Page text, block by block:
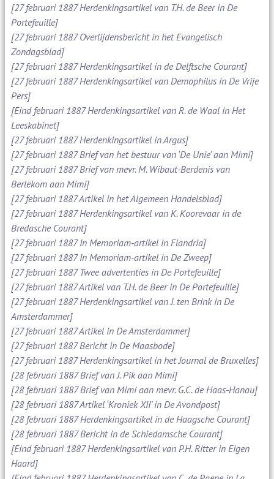
[27 februari 1887 Herdenkingsartikel van T.H. de Beer in De
Portefeuille]
[27 februari 1887 Overlijdensbericht in het Evangelisch
Zondagsblad]
[27 februari 1887 Herdenkingsartikel in de Delftsche Courant]
[27 februari 1887 Herdenkingsartikel van Demophilus in De Vrije
Pers]
[Eind februari 1887 Herdenkingsartikel van R. de Waal in Het
Leeskabinet]
[27 februari 1887 Herdenkingsartikel in Argus]
[27 februari 1887 Brief van het bestuur van ‘De Unie’ aan Mimi]
[27 februari 1887 Brief van mevr. M. Wibaut-Berdenis van
Berlekom aan Mimi]
[27 februari 1887 Artikel in het Algemeen Handelsblad]
[27 februari 1887 Herdenkingsartikel van K. Koorevaar in de
Bredasche Courant]
[27 februari 1887 In Memoriam-artikel in Flandria]
[27 februari 1887 In Memoriam-artikel in De Zweep]
[27 februari 1887 Twee advertenties in De Portefeuille]
[27 februari 1887 Artikel van T.H. de Beer in De Portefeuille]
[27 februari 1887 Herdenkingsartikel van J. ten Brink in De
Amsterdammer]
[27 februari 1887 Artikel in De Amsterdammer]
[27 februari 1887 Bericht in De Maasbode]
[27 februari 1887 Herdenkingsartikel in het Journal de Bruxelles]
[28 februari 1887 Brief van J. Pik aan Mimi]
[28 februari 1887 Brief van Mimi aan mevr. G.C. de Haas-Hanau]
[28 februari 1887 Artikel ‘Kroniek XII’ in De Avondpost]
[28 februari 1887 Herdenkingsartikel in de Haagsche Courant]
[28 februari 1887 Bericht in de Schiedamsche Courant]
[Eind februari 1887 Herdenkingsartikel van P.H. Ritter in Eigen
Haard]